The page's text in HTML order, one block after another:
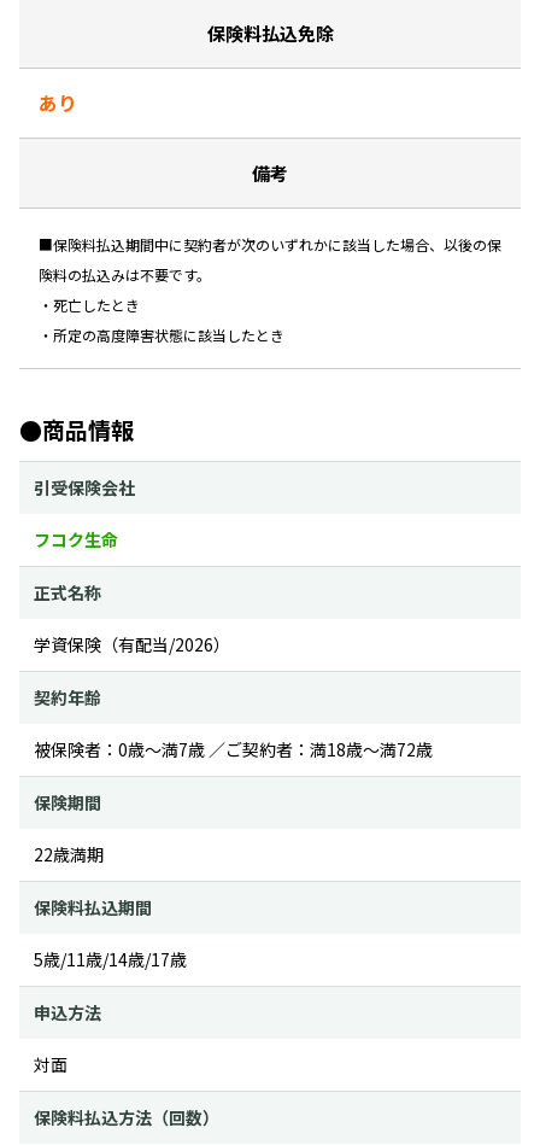
保険料払込免除
あり
備考
■保険料払込期間中に契約者が次のいずれかに該当した場合、以後の保
険料の払込みは不要です。
・死亡したとき
・所定の高度障害状態に該当したとき
●商品情報
引受保険会社
フコク生命
正式名称
学資保険（有配当/2026）
契約年齢
被保険者：0歳～満7歳 ／ご契約者：満18歳～満72歳
保険期間
22歳満期
保険料払込期間
5歳/11歳/14歳/17歳
申込方法
対面
保険料払込方法（回数）